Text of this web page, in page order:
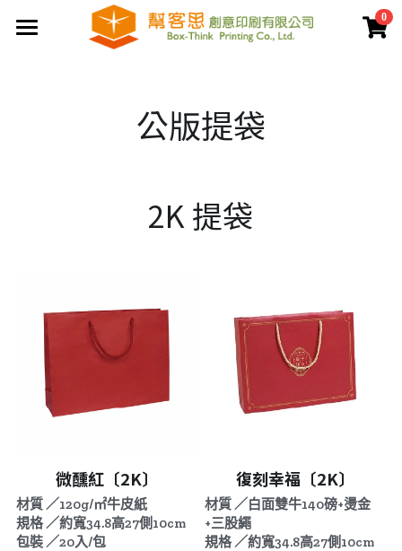
0
陳列架包裝
貼紙印刷
檔案上傳區
常見問題
公版提袋
2K 提袋
微醺紅〔2K〕
材質 ／120g/㎡牛皮紙
規格 ／約寬34.8高27側10cm
包裝 ／20入/包
復刻幸福〔2K〕
材質 ／白面雙牛140磅+燙金
+三股繩
規格 ／約寬34.8高27側10cm
×
商品分類
節慶公版包裝盒
公版掀蓋盒
公版派盒
公版抽屜盒
公版抽屜式提盒
公版雙扣提盒